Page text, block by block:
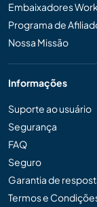
Embaixadores
Programa de
Nossa Missão
Informações
Suporte ao usuário
Segurança
FAQ
Seguro
Garantia de
Termos e